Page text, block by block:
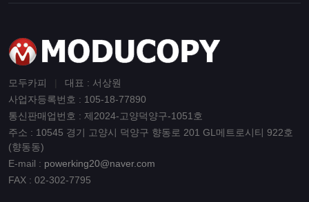
모두카피
대표 : 서상원
사업자등록번호 : 105-18-77890
통신판매업번호 : 제2024-고양덕양구-1051호
주소 : 10545 경기 고양시 덕양구 향동로 201 GL메트로시티 922호
(향동동)
E-mail : powerking20@naver.com
FAX : 02-302-7795